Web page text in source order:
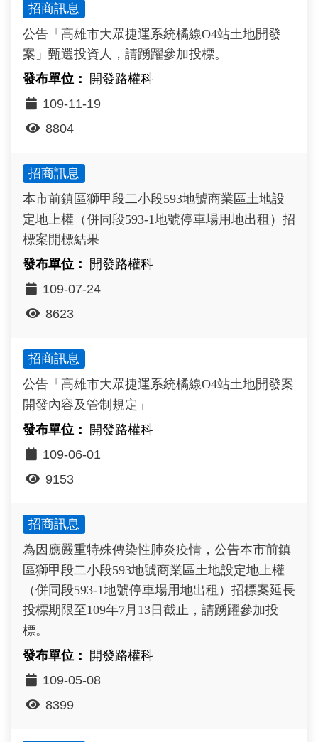
招商訊息
公告「高雄市大眾捷運系統橘線O4站土地開發
案」甄選投資人，請踴躍參加投標。
開發路權科
109-11-19
8804
招商訊息
本市前鎮區獅甲段二小段593地號商業區土地設
定地上權（併同段593-1地號停車場用地出租）招
標案開標結果
開發路權科
109-07-24
8623
招商訊息
公告「高雄市大眾捷運系統橘線O4站土地開發案
開發內容及管制規定」
開發路權科
109-06-01
9153
招商訊息
為因應嚴重特殊傳染性肺炎疫情，公告本市前鎮
區獅甲段二小段593地號商業區土地設定地上權
（併同段593-1地號停車場用地出租）招標案延長
投標期限至109年7月13日截止，請踴躍參加投
標。
開發路權科
109-05-08
8399